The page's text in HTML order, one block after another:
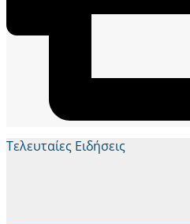
Τελευταίες Ειδήσεις